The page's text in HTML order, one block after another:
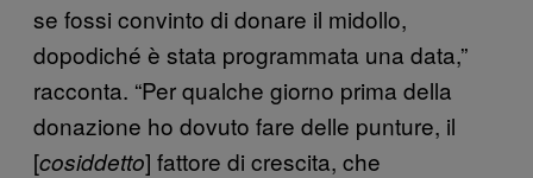
se fossi convinto di donare il midollo,
dopodiché è stata programmata una data,”
racconta. “Per qualche giorno prima della
donazione ho dovuto fare delle punture, il
[cosiddetto] fattore di crescita, che